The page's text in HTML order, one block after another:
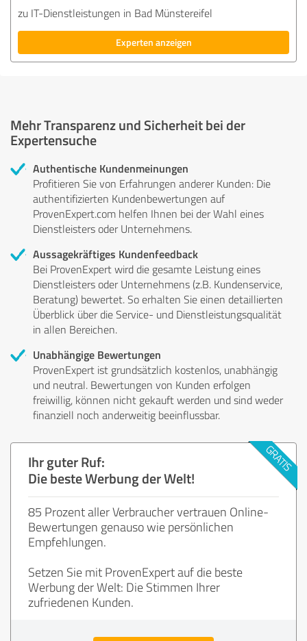
zu IT-Dienstleistungen in Bad Münstereifel
Experten anzeigen
Mehr Transparenz und Sicherheit bei der
Expertensuche
Authentische Kundenmeinungen
Profitieren Sie von Erfahrungen anderer Kunden: Die
authentifizierten Kundenbewertungen auf
ProvenExpert.com helfen Ihnen bei der Wahl eines
Dienstleisters oder Unternehmens.
Aussagekräftiges Kundenfeedback
Bei ProvenExpert wird die gesamte Leistung eines
Dienstleisters oder Unternehmens (z.B. Kundenservice,
Beratung) bewertet. So erhalten Sie einen detaillierten
Überblick über die Service- und Dienstleistungsqualität
in allen Bereichen.
Unabhängige Bewertungen
ProvenExpert ist grundsätzlich kostenlos, unabhängig
und neutral. Bewertungen von Kunden erfolgen
freiwillig, können nicht gekauft werden und sind weder
finanziell noch anderweitig beeinflussbar.
Ihr guter Ruf:
Die beste Werbung der Welt!
85 Prozent aller Verbraucher vertrauen Online-
Bewertungen genauso wie persönlichen
Empfehlungen.
Setzen Sie mit ProvenExpert auf die beste
Werbung der Welt: Die Stimmen Ihrer
zufriedenen Kunden.